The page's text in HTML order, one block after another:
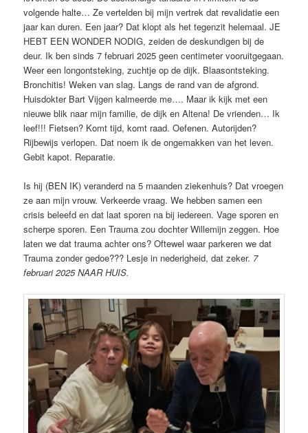
volgende halte… Ze vertelden bij mijn vertrek dat revalidatie een
jaar kan duren. Een jaar? Dat klopt als het tegenzit helemaal. JE
HEBT EEN WONDER NODIG, zeiden de deskundigen bij de
deur. Ik ben sinds 7 februari 2025 geen centimeter vooruitgegaan.
Weer een longontsteking, zuchtje op de dijk. Blaasontsteking.
Bronchitis! Weken van slag. Langs de rand van de afgrond.
Huisdokter Bart Vijgen kalmeerde me…. Maar ik kijk met een
nieuwe blik naar mijn familie, de dijk en Altena! De vrienden… Ik
leef!!! Fietsen? Komt tijd, komt raad. Oefenen. Autorijden?
Rijbewijs verlopen. Dat noem ik de ongemakken van het leven.
Gebit kapot. Reparatie.
Is hij (BEN IK) veranderd na 5 maanden ziekenhuis? Dat vroegen
ze aan mijn vrouw. Verkeerde vraag. We hebben samen een
crisis beleefd en dat laat sporen na bij iedereen. Vage sporen en
scherpe sporen. Een Trauma zou dochter Willemijn zeggen. Hoe
laten we dat trauma achter ons? Oftewel waar parkeren we dat
Trauma zonder gedoe??? Lesje in nederigheid, dat zeker. 7
februari 2025 NAAR HUIS.